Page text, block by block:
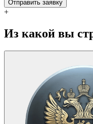
Отправить заявку
+
Из какой вы